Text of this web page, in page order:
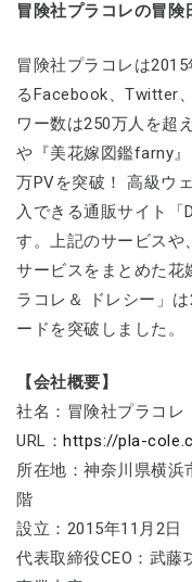
冒険社プラコレの冒険
冒険社プラコレは
るFacebook、Twitter
ワー数は250万人を超
や『美花嫁図鑑farny
万PVを突破！ 高級ウ
入できる通販サイト「
す。上記のサービスや
サービスをまとめた花
ラコレ＆ ドレシー」
ードを突破しました。
【会社概要】
社名：冒険社プラコレ
URL：https://pla-
所在地：神奈川県横浜
階
設立：2015年11月2日
代表取締役CEO：武藤